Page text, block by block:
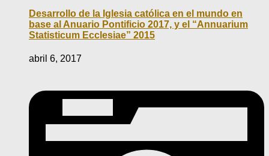
Desarrollo de la Iglesia católica en el mundo en
base al Anuario Pontificio 2017, y el “Annuarium
Statisticum Ecclesiae” 2015
abril 6, 2017